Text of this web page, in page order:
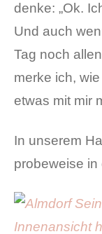
denke: „Ok.
Und auch
Tag noch
merke ich,
etwas mit mir
In unserem
probeweise in